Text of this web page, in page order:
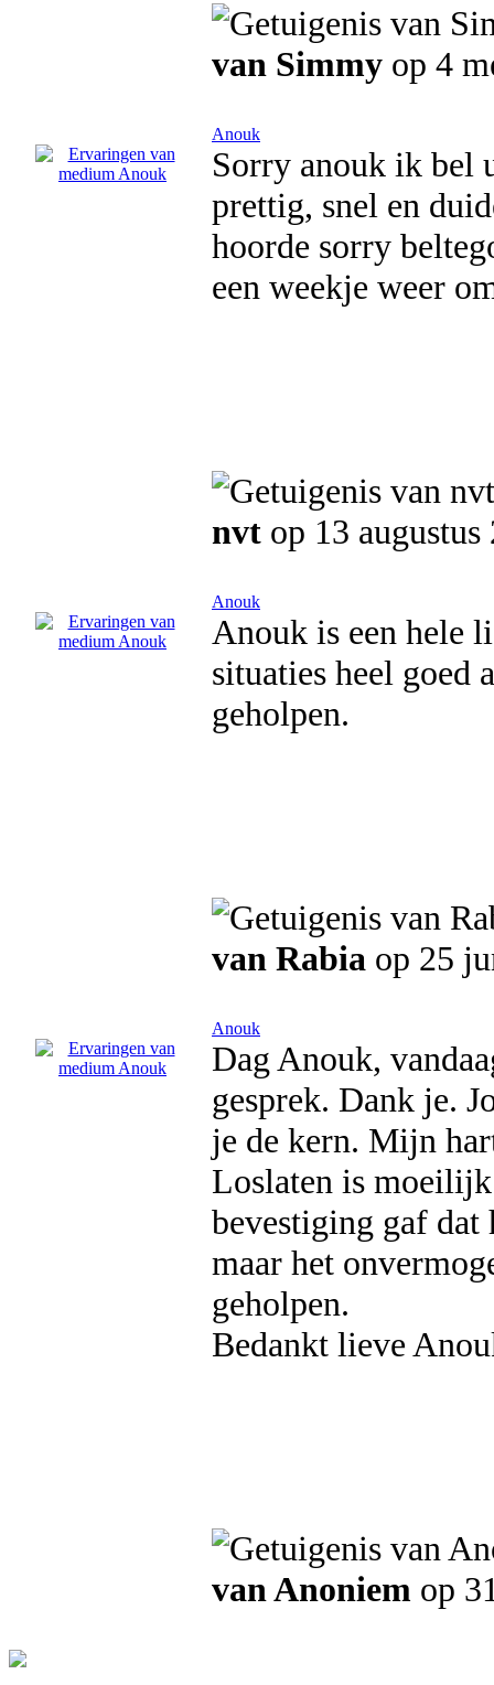
van Simmy op 4
Anouk
Sorry anouk ik bel
prettig, snel en
hoorde sorry
een weekje weer
nvt op 13 augustus
Anouk
Anouk is een hele
situaties heel goed
geholpen.
van Rabia op 25
Anouk
Dag Anouk,
gesprek. Dank je.
je de kern. Mijn
Loslaten is
bevestiging gaf
maar het
geholpen.
Bedankt lieve
van Anoniem op